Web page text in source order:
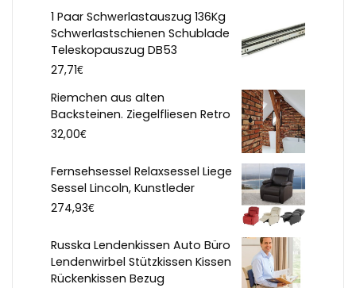
1 Paar Schwerlastauszug 136Kg
Schwerlastschienen Schublade
Teleskopauszug DB53
27,71€
Riemchen aus alten
Backsteinen. Ziegelfliesen Retro
32,00€
Fernsehsessel Relaxsessel Liege
Sessel Lincoln, Kunstleder
274,93€
Russka Lendenkissen Auto Büro
Lendenwirbel Stützkissen Kissen
Rückenkissen Bezug